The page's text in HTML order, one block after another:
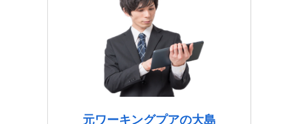
元ワーキングプアの大島